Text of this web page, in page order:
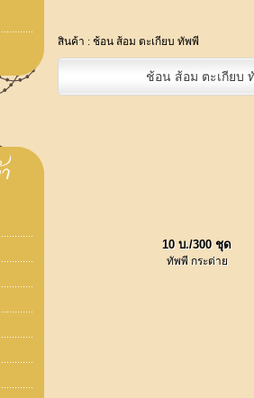
สินค้า : ช้อน ส้อม ตะเกียบ ทัพพี
ช้อน ส้อม ตะเกียบ
10 บ./300 ชุด
ทัพพี กระต่าย